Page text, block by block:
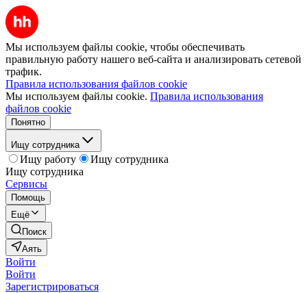
Мы используем файлы cookie, чтобы обеспечивать
правильную работу нашего веб-сайта и анализировать сетевой
трафик.
Правила использования файлов cookie
Мы используем файлы cookie. Правила использования
файлов cookie
Понятно
Ищу сотрудника
Ищу работу
Ищу сотрудника
Ищу сотрудника
Сервисы
Помощь
Ещё
Поиск
Аять
Войти
Войти
Зарегистрироваться